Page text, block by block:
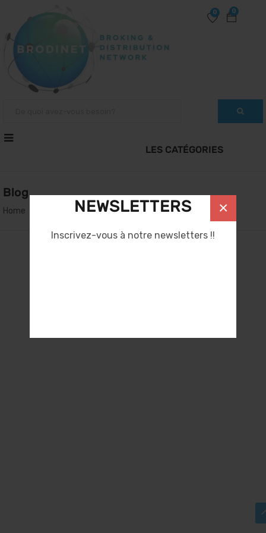
×
NEWSLETTERS
Inscrivez-vous à notre newsletters !!
0
0
Blog
Home